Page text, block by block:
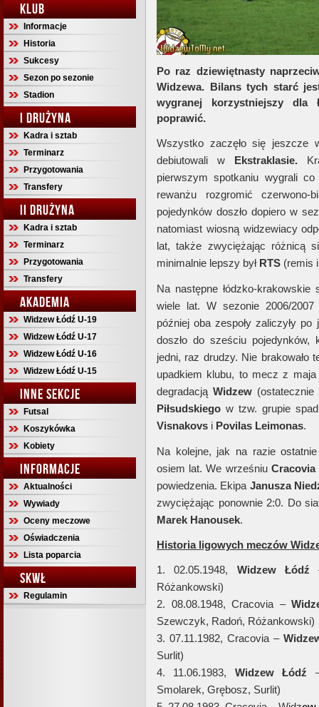
KLUB
Informacje
Historia
Sukcesy
Sezon po sezonie
Stadion
I DRUŻYNA
Kadra i sztab
Terminarz
Przygotowania
Transfery
II DRUŻYNA
Kadra i sztab
Terminarz
Przygotowania
Transfery
AKADEMIA
Widzew Łódź U-19
Widzew Łódź U-17
Widzew Łódź U-16
Widzew Łódź U-15
INNE SEKCJE
Futsal
Koszykówka
Kobiety
INFORMACJE
Aktualności
Wywiady
Oceny meczowe
Oświadczenia
Lista poparcia
SKWŁ
Regulamin
Po raz dziewiętnasty
Widzewa. Bilans tych starć
wygranej korzystniejszy dla
poprawić.
Wszystko zaczęło się jeszcze
debiutowali w Ekstraklasie.
pierwszym spotkaniu wygrali
rewanżu rozgromić czerwono-
pojedynków doszło dopiero w
natomiast wiosną widzewiacy
lat, także zwyciężając różnicą
minimalnie lepszy był RTS (remis
Na następne łódzko-
wiele lat. W sezonie 2006/
później oba zespoły zaliczyły
doszło do sześciu pojedynków,
jedni, raz drudzy. Nie brakowało
upadkiem klubu, to mecz z
degradacją Widzew(ostatecznie
Piłsudskiego w tzw. grupie
Visnakovs i Povilas Leimonas.
Na kolejne, jak na razie
osiem lat. We wrześniu Cracovia
powiedzenia. Ekipa Janusza
zwyciężając ponownie 2:0. Do
Marek Hanousek.
Historia ligowych meczów
1. 02.05.1948, Widzew Łódź
Różankowski)
2. 08.08.1948, Cracovia –
Szewczyk, Radoń, Różankowski)
3. 07.11.1982, Cracovia –
Surlit)
4. 11.06.1983, Widzew Łódź
Smolarek, Grębosz, Surlit)